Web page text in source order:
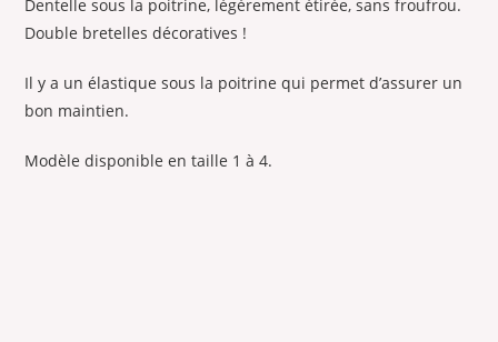
Dentelle sous la poitrine, légérement étirée, sans froufrou.
Double bretelles décoratives !
Il y a un élastique sous la poitrine qui permet d’assurer un
bon maintien.
Modèle disponible en taille 1 à 4.